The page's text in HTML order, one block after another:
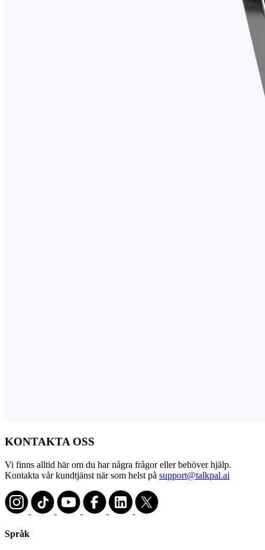
KONTAKTA OSS
Vi finns alltid här om du har några frågor eller behöver hjälp.
Kontakta vår kundtjänst när som helst på support@talkpal.ai
Språk